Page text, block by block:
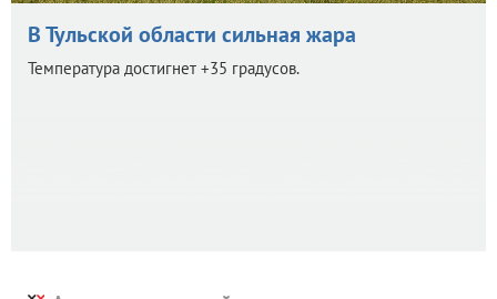
В Тульской области сильная жара
Температура достигнет +35 градусов.